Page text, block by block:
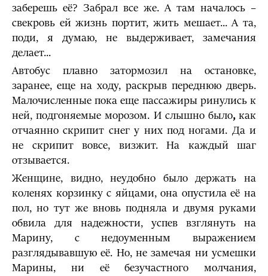
заберешь её? Забрал все же. А там началось –
свекровь ей жизнь портит, жить мешает... А та,
поди, я думаю, не выдерживает, замечания
делает...
Автобус плавно затормозил на остановке,
заранее, еще на ходу, раскрыв переднюю дверь.
Малочисленные пока еще пассажиры ринулись к
ней, подгоняемые морозом. И слышно было,как
отчаянно скрипит снег у них под ногами. Да и
не скрипит вовсе, визжит. На каждый шаг
отзывается.
Женщине, видно, неудобно было держать на
коленях корзинку с яйцами, она опустила её на
пол, но тут же вновь подняла и двумя руками
обвила для надежности, успев взглянуть на
Марину, с недоуменным выражением
разглядывавшую её. Но, не замечая ни усмешки
Марины, ни её безучастного молчания,